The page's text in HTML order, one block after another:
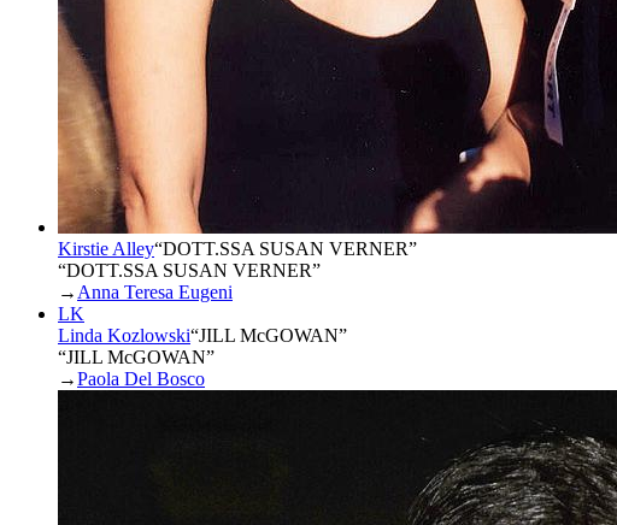
Kirstie Alley“DOTT.SSA SUSAN VERNER”
“DOTT.SSA SUSAN VERNER”
→ Anna Teresa Eugeni
LK
Linda Kozlowski“JILL McGOWAN”
“JILL McGOWAN”
→Paola Del Bosco